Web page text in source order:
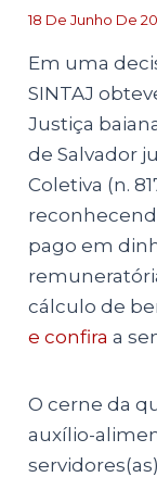
18 De Junho De
Em uma
SINTAJ
Justiça
de Salvador
Coletiva (n.
pago em
cálculo de
e confira a
O cerne da
auxílio-